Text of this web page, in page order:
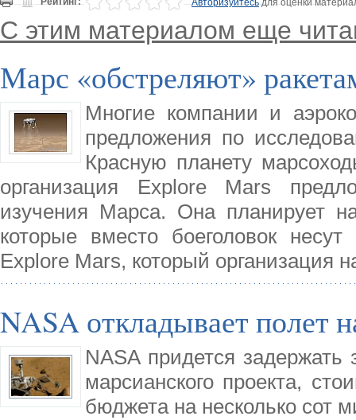
Авторизуйтесьдля оценки
С этим материалом еще
Марс «обстреляют»
Многие компании и
предложения по
Красную планету
организация Explore Mars
изучения Марса. Она планирует
которые вместо боеголовок
Explore Mars, который организация
NASA откладывает полет
NASA придется задержать
марсианского проекта,
бюджета на несколько сот